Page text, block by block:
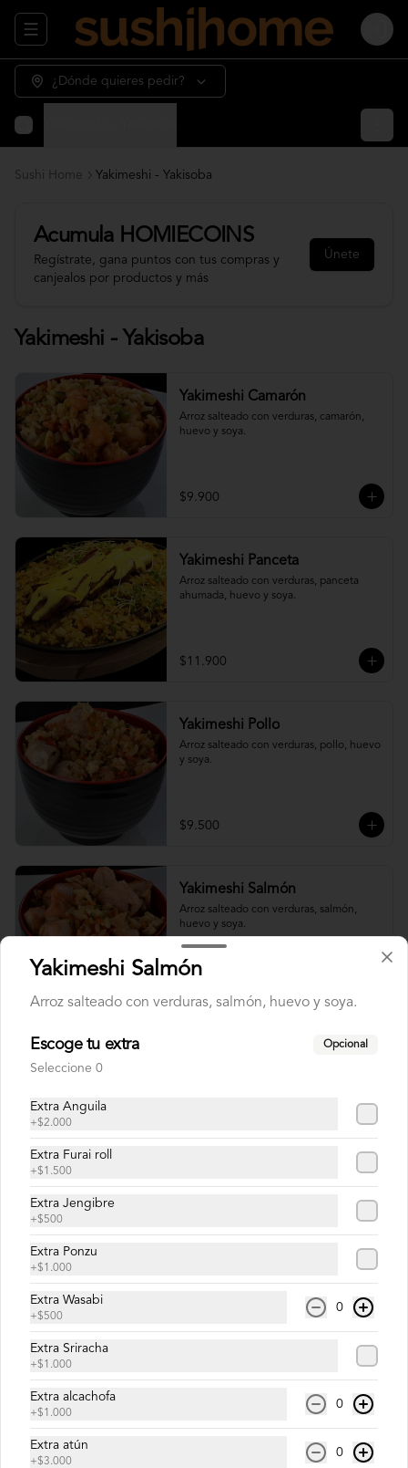
Abrir menu de navegación Login
¿Dónde quieres pedir?
Sushi Home Yakimeshi - Yakisoba
Acumula HOMIECOINS
Regístrate, gana puntos con tus compras y
canjealos por productos y más
Únete
Yakimeshi - Yakisoba
Yakimeshi Camarón
Arroz salteado con verduras, camarón,
huevo y soya.
$9.900
Yakimeshi Panceta
Arroz salteado con verduras, panceta
ahumada, huevo y soya.
$11.900
Yakimeshi Pollo
Arroz salteado con verduras, pollo, huevo
y soya.
$9.500
Yakimeshi Salmón
Arroz salteado con verduras, salmón,
huevo y soya.
Fideos de trigo integral, verduras
Yakisoba Pollo
Fideos de trigo integral, verduras
Yakimeshi Salmón
Arroz salteado con verduras, salmón, huevo y soya.
Escoge tu extra Opcional
Seleccione 0
Extra Anguila
+$2.000
Extra Furai roll
+$1.500
Extra Jengibre
+$500
Extra Ponzu
+$1.000
Extra Wasabi
+$500
0
Extra Sriracha
+$1.000
Extra alcachofa
+$1.000
0
Extra atún
+$3.000
0